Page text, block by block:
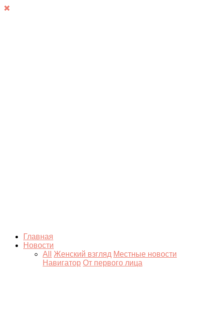
Главная
Новости
All
Женский взгляд Местные новости
Навигатор От первого лица